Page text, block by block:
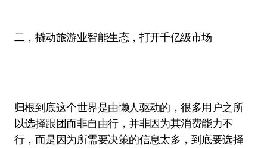
二，撬动旅游业智能生态，打开千亿级市场
归根到底这个世界是由懒人驱动的，很多用户之所
以选择跟团而非自由行，并非因为其消费能力不
行，而是因为所需要决策的信息太多，到底要选择